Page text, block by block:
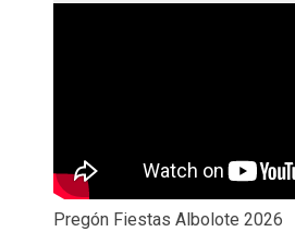
Pregón Fiestas Albolote 2026